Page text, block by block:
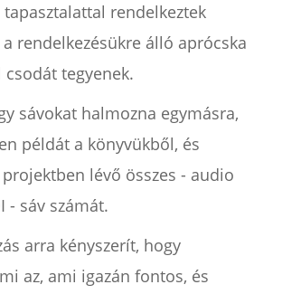
rendelkeztek
rendelkezésükre álló aprócska
csodát tegyenek.
sávokat halmozna egymásra,
példát a könyvükből, és
lévő összes - audio
- sáv számát.
arra kényszerít, hogy
az, ami igazán fontos, és